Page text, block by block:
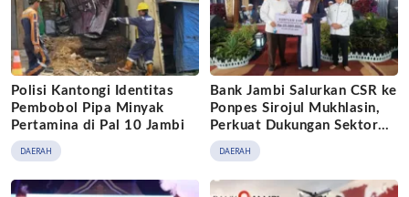
Polisi Kantongi Identitas
Pembobol Pipa Minyak
Pertamina di Pal 10 Jambi
DAERAH
Bank Jambi Salurkan CSR ke
Ponpes Sirojul Mukhlasin,
Perkuat Dukungan Sektor
Pendidikan
DAERAH